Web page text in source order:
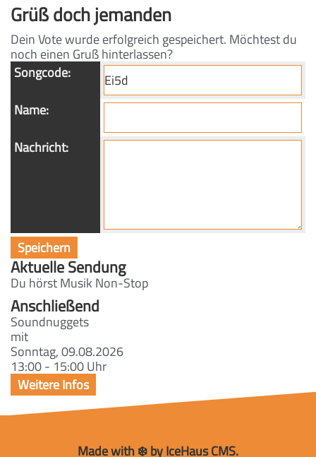
Grüß doch jemanden
Dein Vote wurde erfolgreich gespeichert. Möchtest du
noch einen Gruß hinterlassen?
Songcode:
Name:
Nachricht:
Aktuelle Sendung
Du hörst Musik Non-Stop
Anschließend
Soundnuggets
mit
Sonntag, 09.08.2026
13:00 - 15:00 Uhr
Made with ❄️ by IceHaus CMS.